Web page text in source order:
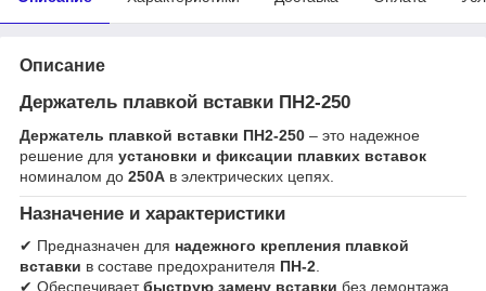
Описание
Держатель плавкой вставки ПН2-250
Держатель плавкой вставки ПН2-250 – это надежное
решение для установки и фиксации плавких вставок
номиналом до 250А в электрических цепях.
Назначение и характеристики
✔ Предназначен для надежного крепления плавкой
вставки в составе предохранителя ПН-2.
✔ Обеспечиваетбыструю замену вставки без демонтажа